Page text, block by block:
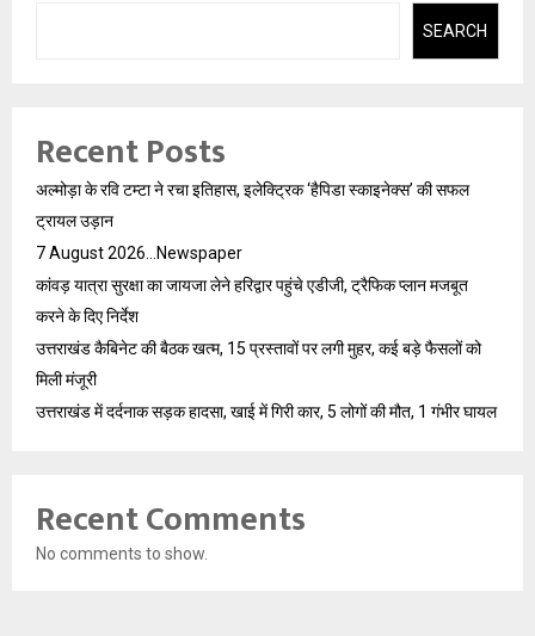
SEARCH
Recent Posts
अल्मोड़ा के रवि टम्टा ने रचा इतिहास, इलेक्ट्रिक ‘हैपिडा स्काइनेक्स’ की सफल
ट्रायल उड़ान
7 August 2026…Newspaper
कांवड़ यात्रा सुरक्षा का जायजा लेने हरिद्वार पहुंचे एडीजी, ट्रैफिक प्लान मजबूत
करने के दिए निर्देश
उत्तराखंड कैबिनेट की बैठक खत्म, 15 प्रस्तावों पर लगी मुहर, कई बड़े फैसलों को
मिली मंजूरी
उत्तराखंड में दर्दनाक सड़क हादसा, खाई में गिरी कार, 5 लोगों की मौत, 1 गंभीर घायल
Recent Comments
No comments to show.